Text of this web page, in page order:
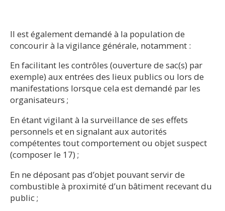
Il est également demandé à la population de
concourir à la vigilance générale, notamment :
En facilitant les contrôles (ouverture de sac(s) par
exemple) aux entrées des lieux publics ou lors de
manifestations lorsque cela est demandé par les
organisateurs ;
En étant vigilant à la surveillance de ses effets
personnels et en signalant aux autorités
compétentes tout comportement ou objet suspect
(composer le 17) ;
En ne déposant pas d’objet pouvant servir de
combustible à proximité d’un bâtiment recevant du
public ;